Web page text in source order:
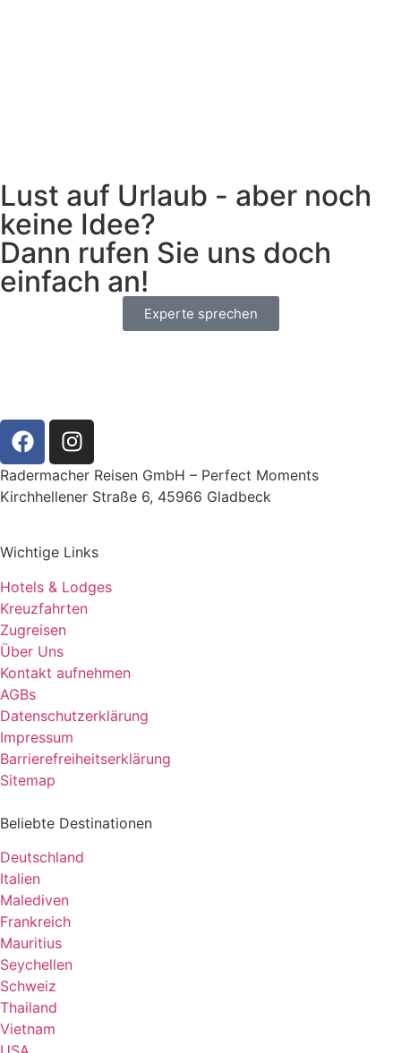
Lust auf Urlaub - aber noch
keine Idee?
Dann rufen Sie uns doch
einfach an!
Experte sprechen
Radermacher Reisen GmbH – Perfect Moments
Kirchhellener Straße 6, 45966 Gladbeck
Wichtige Links
Hotels & Lodges
Kreuzfahrten
Zugreisen
Über Uns
Kontakt aufnehmen
AGBs
Datenschutzerklärung
Impressum
Barrierefreiheitserklärung
Sitemap
Beliebte Destinationen
Deutschland
Italien
Malediven
Frankreich
Mauritius
Seychellen
Schweiz
Thailand
Vietnam